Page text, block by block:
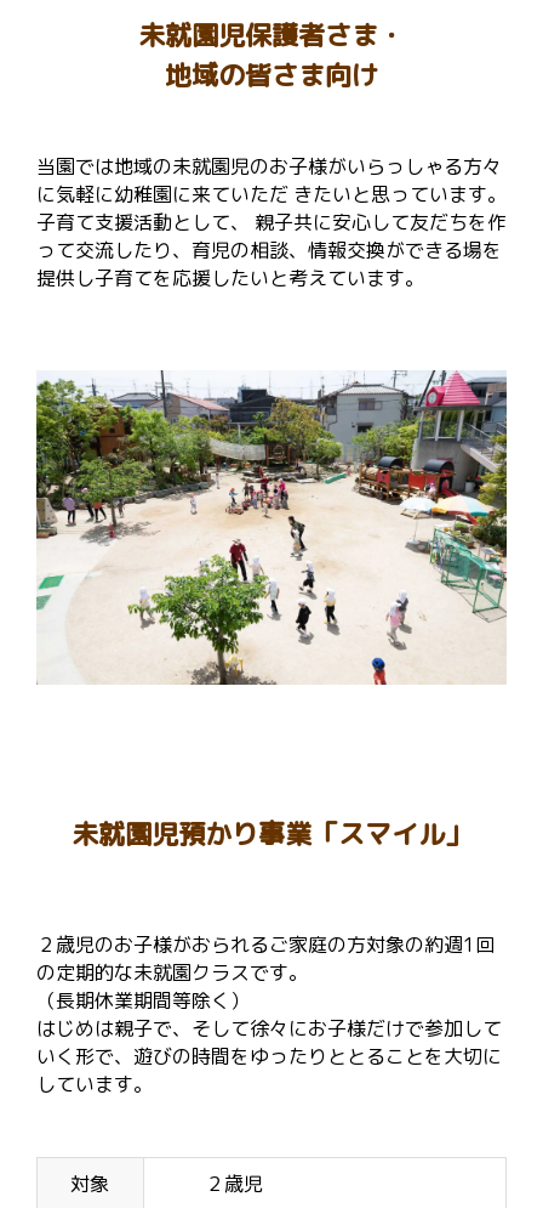
未就園児保護者さま・
地域の皆さま向け
当園では地域の未就園児のお子様がいらっしゃる方々
に気軽に幼稚園に来ていただ きたいと思っています。
子育て支援活動として、 親子共に安心して友だちを作
って交流したり、育児の相談、情報交換ができる場を
提供し子育てを応援したいと考えています。
未就園児預かり事業「スマイル」
２歳児のお子様がおられるご家庭の方対象の約週1回
の定期的な未就園クラスです。
（長期休業期間等除く）
はじめは親子で、そして徐々にお子様だけで参加して
いく形で、遊びの時間をゆったりととることを大切に
しています。
対象 ２歳児